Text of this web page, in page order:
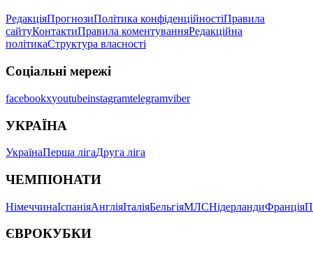
РедакціяПрогнозиПолітика конфіденційностіПравила
сайтуКонтактиПравила коментуванняРедакційна
політикаСтруктура власності
Соціальні мережі
facebookxyoutubeinstagramtelegramviber
УКРАЇНА
УкраїнаПерша лігаДруга ліга
ЧЕМПІОНАТИ
НімеччинаІспаніяАнгліяІталіяБельгіяМЛСНідерландиФранція
ЄВРОКУБКИ